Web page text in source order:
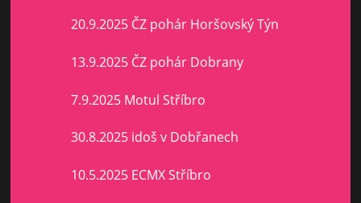
20.9.2025 ČZ pohár Horšovský Týn
13.9.2025 ČZ pohár Dobrany
7.9.2025 Motul Stříbro
30.8.2025 idoš v Dobřanech
10.5.2025 ECMX Stříbro